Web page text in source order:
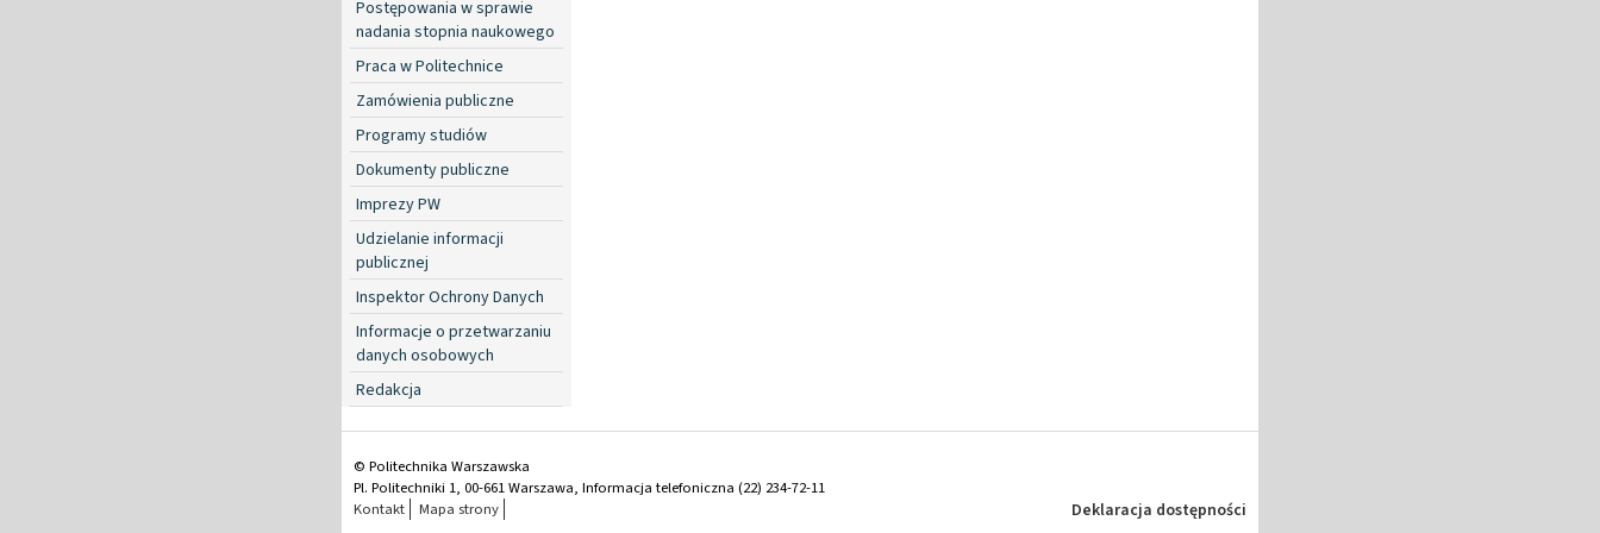
Postępowania w sprawie
nadania stopnia naukowego
Praca w Politechnice
Zamówienia publiczne
Programy studiów
Dokumenty publiczne
Imprezy PW
Udzielanie informacji
publicznej
Inspektor Ochrony Danych
Informacje o przetwarzaniu
danych osobowych
Redakcja
© Politechnika Warszawska
Pl. Politechniki 1, 00-661 Warszawa, Informacja telefoniczna (22) 234-72-11
Kontakt
Mapa strony Deklaracja dostępności